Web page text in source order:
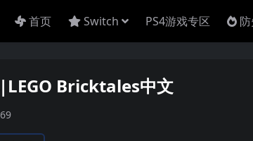
首页 Switch PS4游戏专区
Bricktales中文